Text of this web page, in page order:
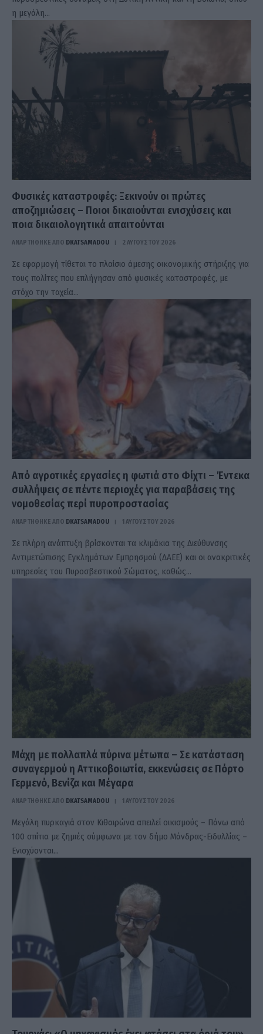
η μεγάλη…
Φυσικές καταστροφές: Ξεκινούν οι πρώτες
αποζημιώσεις – Ποιοι δικαιούνται ενισχύσεις και
ποια δικαιολογητικά απαιτούνται
ΑΝΑΡΤΗΘΗΚΕ ΑΠΟ DKATSAMADOU 2 ΑΥΓΟΎΣΤΟΥ 2026
Σε εφαρμογή τίθεται το πλαίσιο άμεσης οικονομικής στήριξης για
τους πολίτες που επλήγησαν από φυσικές καταστροφές, με
στόχο την ταχεία…
Από αγροτικές εργασίες η φωτιά στο Φίχτι – Έντεκα
συλλήψεις σε πέντε περιοχές για παραβάσεις της
νομοθεσίας περί πυροπροστασίας
ΑΝΑΡΤΗΘΗΚΕ ΑΠΟ DKATSAMADOU 1 ΑΥΓΟΎΣΤΟΥ 2026
Σε πλήρη ανάπτυξη βρίσκονται τα κλιμάκια της Διεύθυνσης
Αντιμετώπισης Εγκλημάτων Εμπρησμού (ΔΑΕΕ) και οι ανακριτικές
υπηρεσίες του Πυροσβεστικού Σώματος, καθώς…
Μάχη με πολλαπλά πύρινα μέτωπα – Σε κατάσταση
συναγερμού η Αττικοβοιωτία, εκκενώσεις σε Πόρτο
Γερμενό, Βενίζα και Μέγαρα
ΑΝΑΡΤΗΘΗΚΕ ΑΠΟ DKATSAMADOU 1 ΑΥΓΟΎΣΤΟΥ 2026
Μεγάλη πυρκαγιά στον Κιθαιρώνα απειλεί οικισμούς – Πάνω από
100 σπίτια με ζημιές σύμφωνα με τον δήμο Μάνδρας-Ειδυλλίας –
Ενισχύονται…